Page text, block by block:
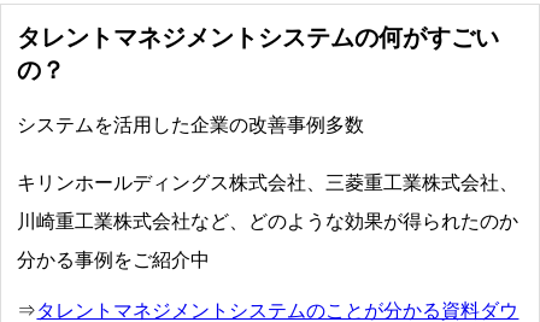
タレントマネジメントシステムの何がすごい
の？
システムを活用した企業の改善事例多数
キリンホールディングス株式会社、三菱重工業株式会社、
川崎重工業株式会社など、どのような効果が得られたのか
分かる事例をご紹介中
⇒タレントマネジメントシステムのことが分かる資料ダウ